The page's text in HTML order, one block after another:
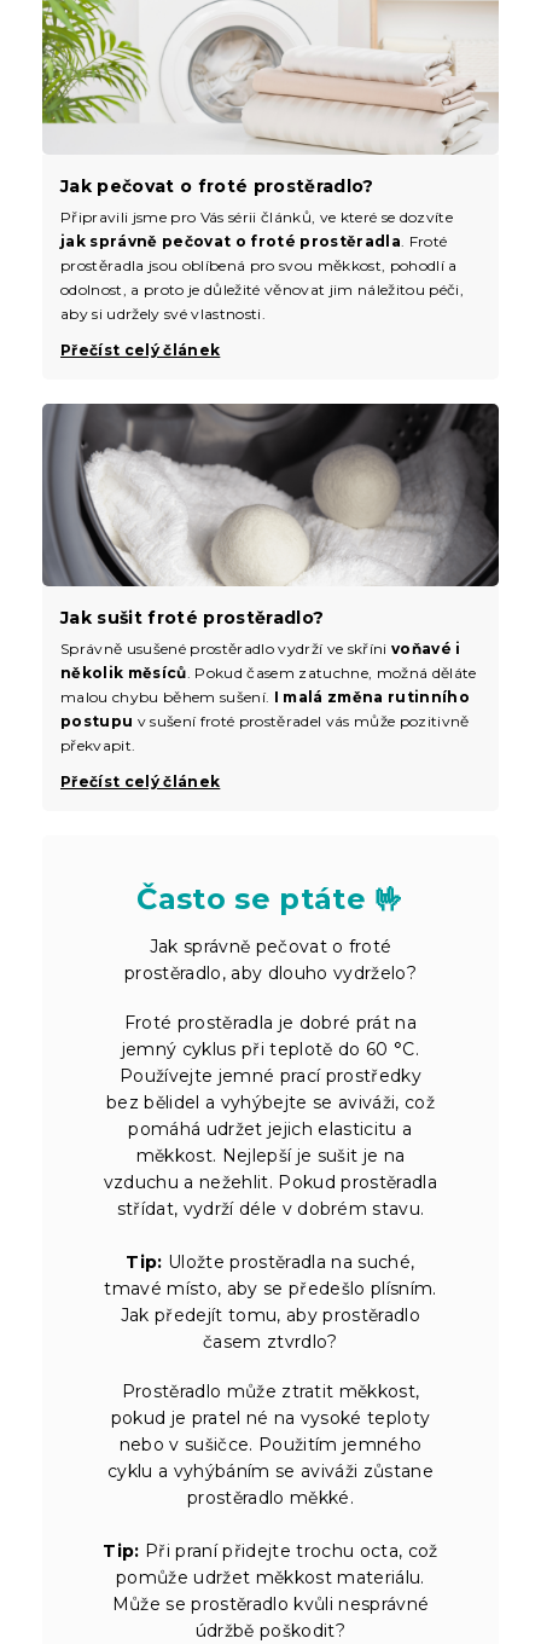
Jak sušit froté prostěradlo?
Správně usušené prostěradlo vydrží ve skříni voňavé i
několik měsíců. Pokud časem zatuchne, možná děláte
malou chybu během sušení. I malá změna rutinního
postupu v sušení froté prostěradel vás může pozitivně
překvapit.
Přečíst celý článek
Jak pečovat o froté prostěradlo?
Připravili jsme pro Vás sérii článků, ve které se dozvíte
jak správně pečovat o froté prostěradla . Froté
prostěradla jsou oblíbená pro svou měkkost, pohodlí a
odolnost, a proto je důležité věnovat jim náležitou péči,
aby si udržely své vlastnosti.
Přečíst celý článek
Často se ptáte 🤟
Jak správně pečovat o froté
prostěradlo, aby dlouho vydrželo?
Froté prostěradla je dobré prát na
jemný cyklus při teplotě do 60 °C.
Používejte jemné prací prostředky
bez bělidel a vyhýbejte se aviváži, což
pomáhá udržet jejich elasticitu a
měkkost. Nejlepší je sušit je na
vzduchu a nežehlit. Pokud prostěradla
střídat, vydrží déle v dobrém stavu.
Tip: Uložte prostěradla na suché,
tmavé místo, aby se předešlo plísním.
Jak předejít tomu, aby prostěradlo
časem ztvrdlo?
Prostěradlo může ztratit měkkost,
pokud je pratel né na vysoké teploty
nebo v sušičce. Použitím jemného
cyklu a vyhýbáním se aviváži zůstane
prostěradlo měkké.
Tip: Při praní přidejte trochu octa, což
pomůže udržet měkkost materiálu.
Může se prostěradlo kvůli nesprávné
údržbě poškodit?